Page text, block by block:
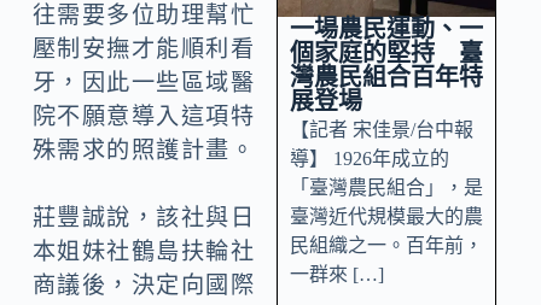
往需要多位助理幫忙
壓制安撫才能順利看
牙，因此一些區域醫
院不願意導入這項特
殊需求的照護計畫。
莊豐誠說，該社與日
本姐妹社鶴島扶輪社
商議後，決定向國際
一場農民運動、一
個家庭的堅持 臺
灣農民組合百年特
展登場
【記者 宋佳景/台中報
導】 1926年成立的
「臺灣農民組合」，是
臺灣近代規模最大的農
民組織之一。百年前，
一群來 […]